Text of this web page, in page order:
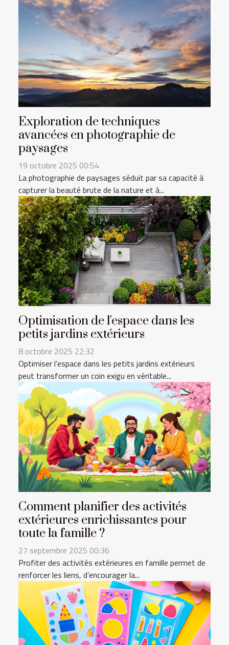
Exploration de techniques
avancées en photographie de
paysages
19 octobre 2025 00:54
La photographie de paysages séduit par sa capacité à
capturer la beauté brute de la nature et à...
Optimisation de l'espace dans les
petits jardins extérieurs
8 octobre 2025 22:32
Optimiser l’espace dans les petits jardins extérieurs
peut transformer un coin exigu en véritable...
Comment planifier des activités
extérieures enrichissantes pour
toute la famille ?
27 septembre 2025 00:36
Profiter des activités extérieures en famille permet de
renforcer les liens, d’encourager la...